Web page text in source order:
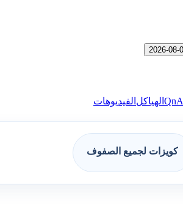
QnA الهياكل الفيديوهات
كويزات لجميع الصفوف